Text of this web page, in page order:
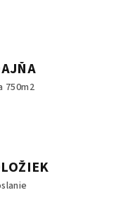
750m2